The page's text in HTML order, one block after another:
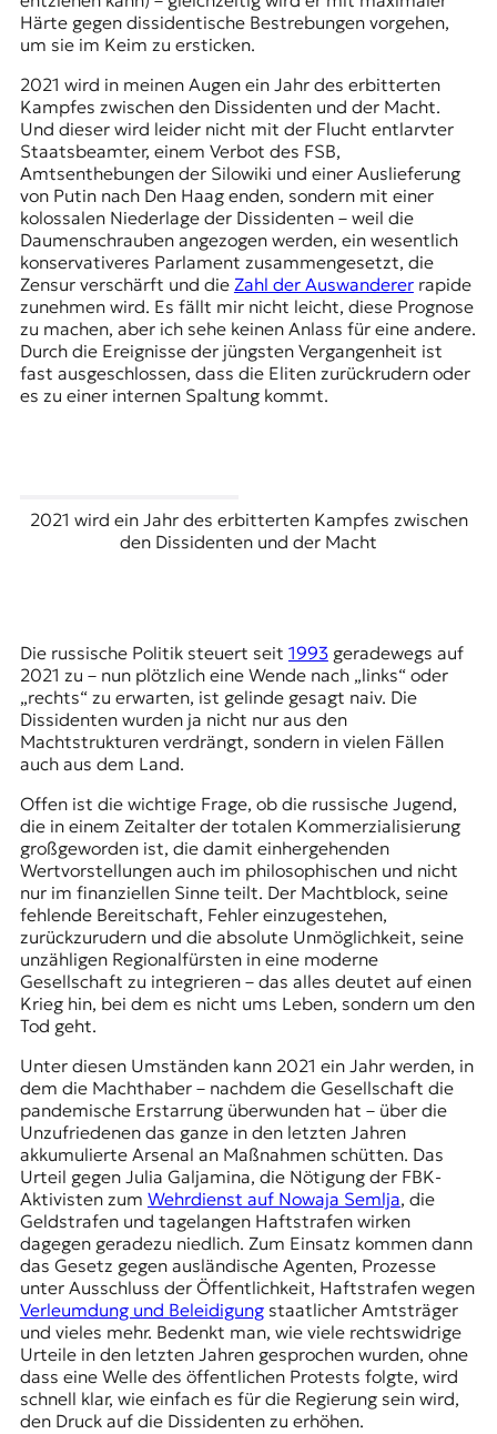
Härte gegen dissidentische Bestrebungen vorgehen,
um sie im Keim zu ersticken.
2021 wird in meinen Augen ein Jahr des erbitterten
Kampfes zwischen den Dissidenten und der Macht.
Und dieser wird leider nicht mit der Flucht entlarvter
Staatsbeamter, einem Verbot des FSB,
Amtsenthebungen der Silowiki und einer Auslieferung
von Putin nach Den Haag enden, sondern mit einer
kolossalen Niederlage der Dissidenten – weil die
Daumenschrauben angezogen werden, ein wesentlich
konservativeres Parlament zusammengesetzt, die
Zensur verschärft und die Zahl der Auswandererrapide
zunehmen wird. Es fällt mir nicht leicht, diese Prognose
zu machen, aber ich sehe keinen Anlass für eine andere.
Durch die Ereignisse der jüngsten Vergangenheit ist
fast ausgeschlossen, dass die Eliten zurückrudern oder
es zu einer internen Spaltung kommt.
2021 wird ein Jahr des erbitterten Kampfes zwischen
den Dissidenten und der Macht
Die russische Politik steuert seit 1993geradewegs auf
2021 zu – nun plötzlich eine Wende nach „links“ oder
„rechts“ zu erwarten, ist gelinde gesagt naiv. Die
Dissidenten wurden ja nicht nur aus den
Machtstrukturen verdrängt, sondern in vielen Fällen
auch aus dem Land.
Offen ist die wichtige Frage, ob die russische Jugend,
die in einem Zeitalter der totalen Kommerzialisierung
großgeworden ist, die damit einhergehenden
Wertvorstellungen auch im philosophischen und nicht
nur im finanziellen Sinne teilt. Der Machtblock, seine
fehlende Bereitschaft, Fehler einzugestehen,
zurückzurudern und die absolute Unmöglichkeit, seine
unzähligen Regionalfürsten in eine moderne
Gesellschaft zu integrieren – das alles deutet auf einen
Krieg hin, bei dem es nicht ums Leben, sondern um den
Tod geht.
Unter diesen Umständen kann 2021 ein Jahr werden, in
dem die Machthaber – nachdem die Gesellschaft die
pandemische Erstarrung überwunden hat – über die
Unzufriedenen das ganze in den letzten Jahren
akkumulierte Arsenal an Maßnahmen schütten. Das
Urteil gegen Julia Galjamina, die Nötigung der FBK-
Aktivisten zum Wehrdienst auf Nowaja Semlja, die
Geldstrafen und tagelangen Haftstrafen wirken
dagegen geradezu niedlich. Zum Einsatz kommen dann
das Gesetz gegen ausländische Agenten, Prozesse
unter Ausschluss der Öffentlichkeit, Haftstrafen wegen
Verleumdung und Beleidigungstaatlicher Amtsträger
und vieles mehr. Bedenkt man, wie viele rechtswidrige
Urteile in den letzten Jahren gesprochen wurden, ohne
dass eine Welle des öffentlichen Protests folgte, wird
schnell klar, wie einfach es für die Regierung sein wird,
den Druck auf die Dissidenten zu erhöhen.